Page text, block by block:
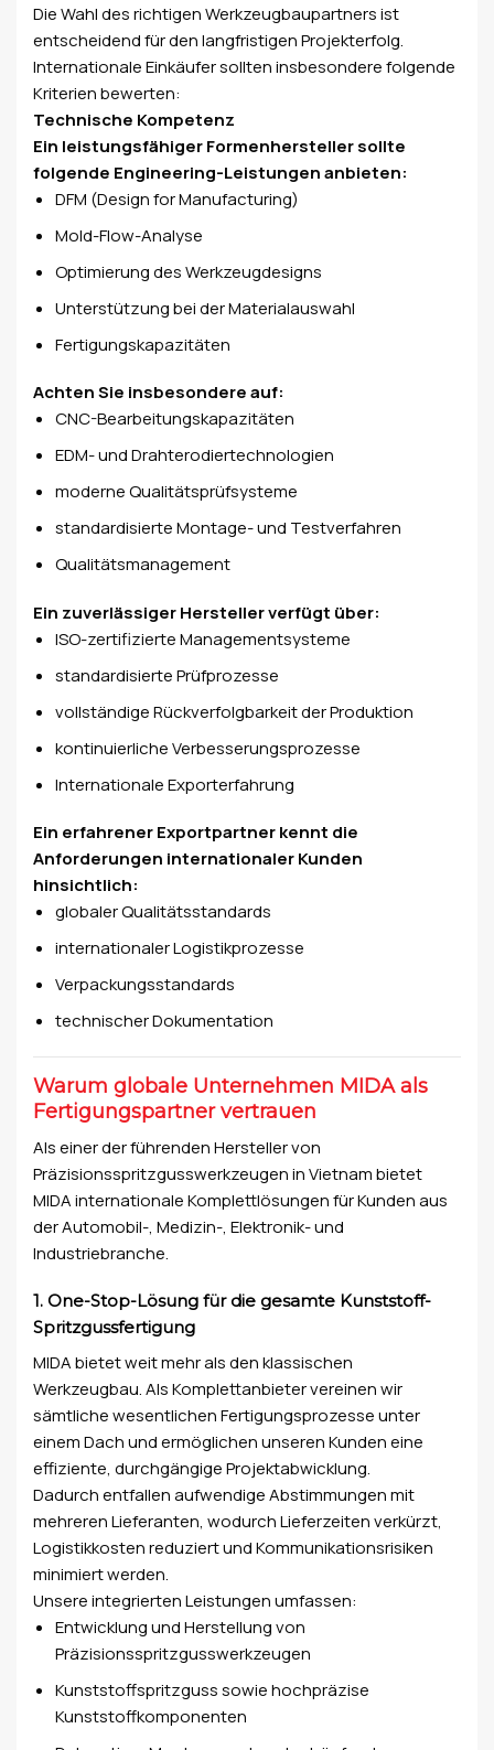
Die Wahl des richtigen Werkzeugbaupartners ist
entscheidend für den langfristigen Projekterfolg.
Internationale Einkäufer sollten insbesondere folgende
Kriterien bewerten:
Technische Kompetenz
Ein leistungsfähiger Formenhersteller sollte
folgende Engineering-Leistungen anbieten:
DFM (Design for Manufacturing)
Mold-Flow-Analyse
Optimierung des Werkzeugdesigns
Unterstützung bei der Materialauswahl
Fertigungskapazitäten
Achten Sie insbesondere auf:
CNC-Bearbeitungskapazitäten
EDM- und Drahterodiertechnologien
moderne Qualitätsprüfsysteme
standardisierte Montage- und Testverfahren
Qualitätsmanagement
Ein zuverlässiger Hersteller verfügt über:
ISO-zertifizierte Managementsysteme
standardisierte Prüfprozesse
vollständige Rückverfolgbarkeit der Produktion
kontinuierliche Verbesserungsprozesse
Internationale Exporterfahrung
Ein erfahrener Exportpartner kennt die
Anforderungen internationaler Kunden
hinsichtlich:
globaler Qualitätsstandards
internationaler Logistikprozesse
Verpackungsstandards
technischer Dokumentation
Warum globale Unternehmen MIDA als
Fertigungspartner vertrauen
Als einer der führenden Hersteller von
Präzisionsspritzgusswerkzeugen in Vietnam bietet
MIDA internationale Komplettlösungen für Kunden aus
der Automobil-, Medizin-, Elektronik- und
Industriebranche.
1. One-Stop-Lösung für die gesamte Kunststoff-
Spritzgussfertigung
MIDA bietet weit mehr als den klassischen
Werkzeugbau. Als Komplettanbieter vereinen wir
sämtliche wesentlichen Fertigungsprozesse unter
einem Dach und ermöglichen unseren Kunden eine
effiziente, durchgängige Projektabwicklung.
Dadurch entfallen aufwendige Abstimmungen mit
mehreren Lieferanten, wodurch Lieferzeiten verkürzt,
Logistikkosten reduziert und Kommunikationsrisiken
minimiert werden.
Unsere integrierten Leistungen umfassen:
Entwicklung und Herstellung von
Präzisionsspritzgusswerkzeugen
Kunststoffspritzguss sowie hochpräzise
Kunststoffkomponenten